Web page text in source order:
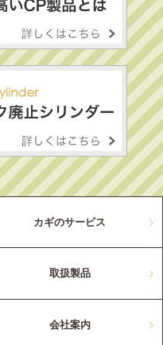
カギのサービス
取扱製品
会社案内